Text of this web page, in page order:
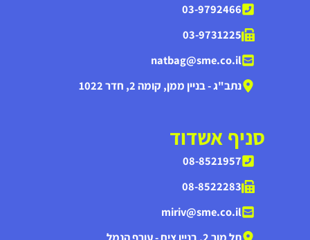
03-9792466
03-9731225
natbag@sme.co.il
נתב"ג - בניין ממן, קומה 2, חדר 1022
סניף אשדוד
08-8521957
08-8522283
miriv@sme.co.il